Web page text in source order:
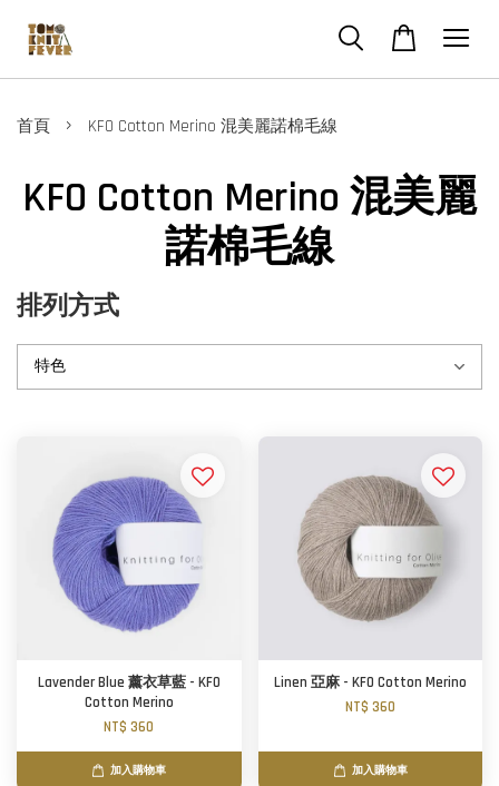
首頁 › KFO Cotton Merino 混美麗諾棉毛線
KFO Cotton Merino 混美麗
諾棉毛線
排列方式
Lavender Blue 薰衣草藍 - KFO
Cotton Merino
NT$ 360
加入購物車
Linen 亞麻 - KFO Cotton Merino
NT$ 360
加入購物車